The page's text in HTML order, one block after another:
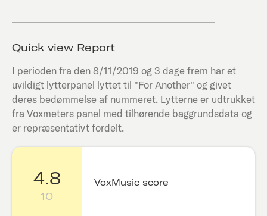
Quick view Report
I perioden fra den8/11/2019 og 3 dage frem har et
uvildigt lytterpanel lyttet til "For Another" og givet
deres bedømmelse af nummeret. Lytterne er udtrukket
fra Voxmeters panel med tilhørende baggrundsdata og
er repræsentativt fordelt.
4.8
10
VoxMusic score